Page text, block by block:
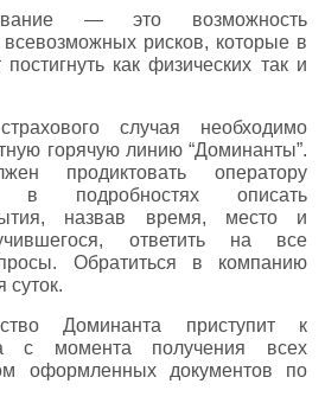
— это возможность
всевозможных рисков, которые в
как физических так и
случая необходимо
горячую линию “Доминанты”.
продиктовать оператору
подробностях описать
назвав время, место и
ответить на все
Обратиться в компанию
Доминанта приступит к
с момента получения всех
оформленных документов по